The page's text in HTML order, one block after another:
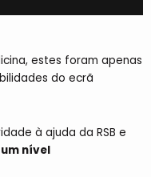
estes foram apenas
do ecrã
à ajuda da RSB e
nível